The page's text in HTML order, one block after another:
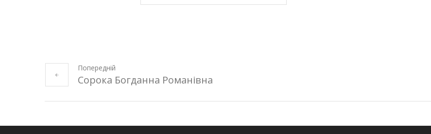
Попередній
Сорока Богданна Романівна